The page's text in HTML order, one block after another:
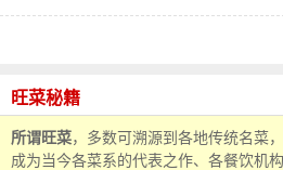
旺菜秘籍
所谓旺菜，多数可溯源到各地传统名菜
成为当今各菜系的代表之作、各餐饮机